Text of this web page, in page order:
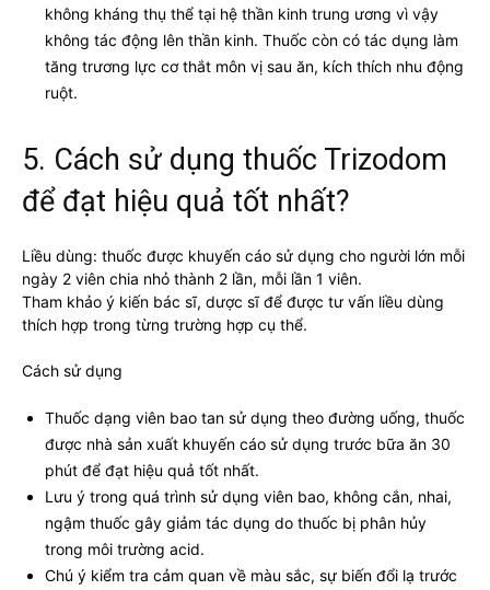
không kháng thụ thể tại hệ thần kinh trung ương vì vậy
không tác động lên thần kinh. Thuốc còn có tác dụng làm
tăng trương lực cơ thắt môn vị sau ăn, kích thích nhu động
ruột.
5. Cách sử dụng thuốc Trizodom
để đạt hiệu quả tốt nhất?
Liều dùng: thuốc được khuyến cáo sử dụng cho người lớn mỗi
ngày 2 viên chia nhỏ thành 2 lần, mỗi lần 1 viên.
Tham khảo ý kiến bác sĩ, dược sĩ để được tư vấn liều dùng
thích hợp trong từng trường hợp cụ thể.
Cách sử dụng
Thuốc dạng viên bao tan sử dụng theo đường uống, thuốc
được nhà sản xuất khuyến cáo sử dụng trước bữa ăn 30
phút để đạt hiệu quả tốt nhất.
Lưu ý trong quá trình sử dụng viên bao, không cắn, nhai,
ngậm thuốc gây giảm tác dụng do thuốc bị phân hủy
trong môi trường acid.
Chú ý kiểm tra cảm quan về màu sắc, sự biến đổi lạ trước